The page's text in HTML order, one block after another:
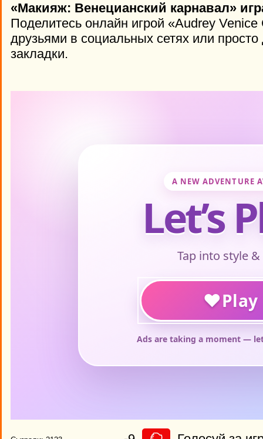
«Макияж: Венецианский карнавал»
Поделитесь онлайн игрой «Audrey
друзьями в социальных сетях или просто
закладки.